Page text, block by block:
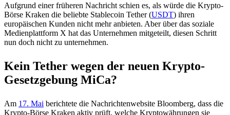
Aufgrund einer früheren Nachricht schien es, als würde die Krypto-
Börse Kraken die beliebte Stablecoin Tether (USDT) ihren
europäischen Kunden nicht mehr anbieten. Aber über das soziale
Medienplattform X hat das Unternehmen mitgeteilt, diesen Schritt
nun doch nicht zu unternehmen.
Kein Tether wegen der neuen Krypto-
Gesetzgebung MiCa?
Am 17. Mai berichtete die Nachrichtenwebsite Bloomberg, dass die
Krypto-Börse Kraken aktiv prüft, welche Kryptowährungen sie